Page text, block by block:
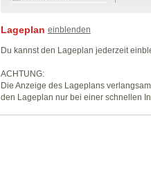
Lageplan einblenden
Du kannst den Lageplan jederzeit
ACHTUNG:
Die Anzeige des Lageplans
den Lageplan nur bei einer schnellen